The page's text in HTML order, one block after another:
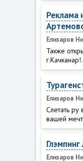
Реклама
Елизаров
Также
Елизаров
Слетать
вашей
Елизаров